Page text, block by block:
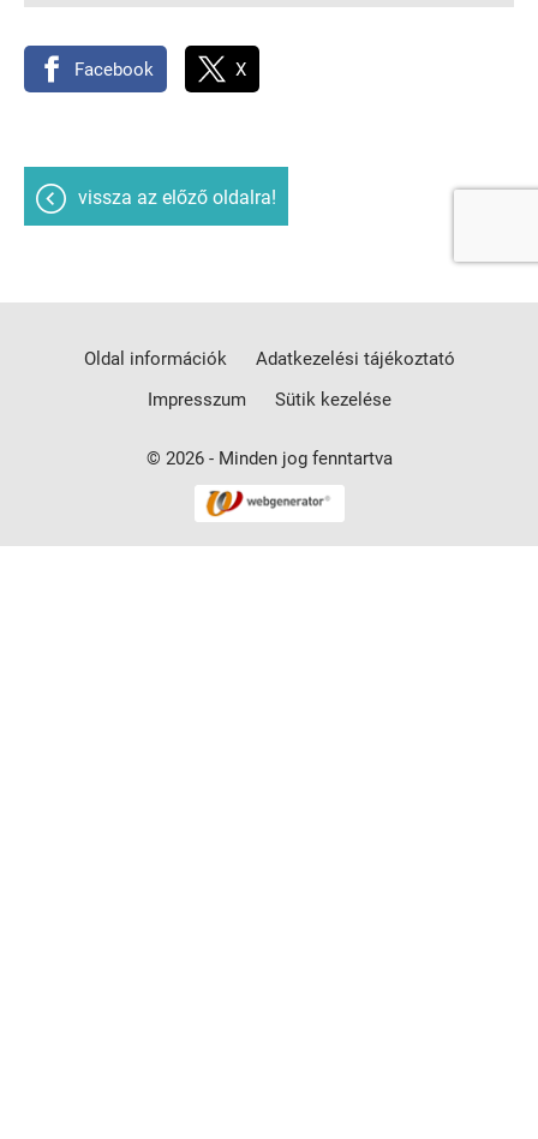
Facebook X
vissza az előző oldalra!
© 2026 - Minden jog fenntartva
Oldal információk
Adatkezelési tájékoztató
Impresszum
Sütik kezelése